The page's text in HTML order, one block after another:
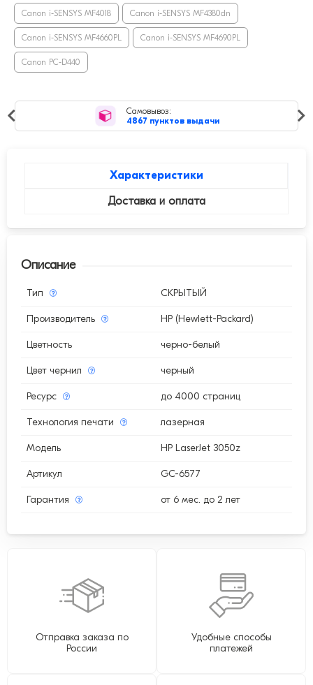
Canon i-SENSYS MF4018 Canon i-SENSYS MF4380dn
Canon i-SENSYS MF4660PL Canon i-SENSYS MF4690PL
Canon PC-D440
4,9
Рейтинг магазина
средняя оценка
Характеристики
Доставка и оплата
Описание
Тип СКРЫТЫЙ
Производитель HP (Hewlett-Packard)
Цветность черно-белый
Цвет чернил черный
Ресурс до 4000 страниц
Технология печати лазерная
Модель HP LaserJet 3050z
Артикул GC-6577
Гарантия от 6 мес. до 2 лет
Отправка заказа по
России
Удобные способы
платежей